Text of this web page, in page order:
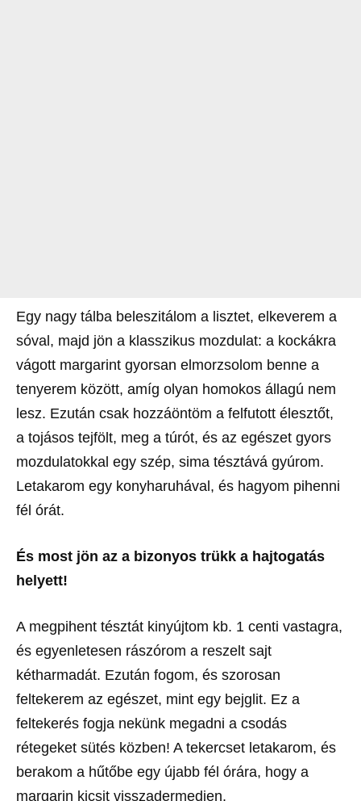
Egy nagy tálba beleszitálom a lisztet, elkeverem a
sóval, majd jön a klasszikus mozdulat: a kockákra
vágott margarint gyorsan elmorzsolom benne a
tenyerem között, amíg olyan homokos állagú nem
lesz. Ezután csak hozzáöntöm a felfutott élesztőt,
a tojásos tejfölt, meg a túrót, és az egészet gyors
mozdulatokkal egy szép, sima tésztává gyúrom.
Letakarom egy konyharuhával, és hagyom pihenni
fél órát.
És most jön az a bizonyos trükk a hajtogatás
helyett!
A megpihent tésztát kinyújtom kb. 1 centi vastagra,
és egyenletesen rászórom a reszelt sajt
kétharmadát. Ezután fogom, és szorosan
feltekerem az egészet, mint egy bejglit. Ez a
feltekerés fogja nekünk megadni a csodás
rétegeket sütés közben! A tekercset letakarom, és
berakom a hűtőbe egy újabb fél órára, hogy a
margarin kicsit visszadermedjen.